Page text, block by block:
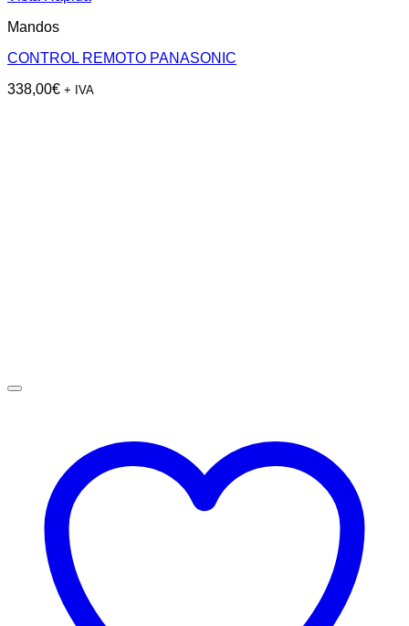
Mandos
CONTROL REMOTO PANASONIC
338,00€ + IVA